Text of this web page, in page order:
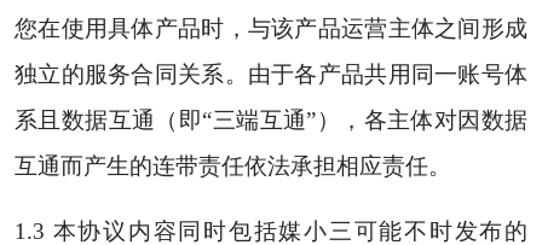
您在使用具体产品时，与该产品运营主体之间形成
独立的服务合同关系。由于各产品共用同一账号体
系且数据互通（即“三端互通”），各主体对因数据
互通而产生的连带责任依法承担相应责任。
1.3 本协议内容同时包括媒小三可能不时发布的